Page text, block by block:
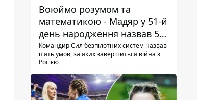
Воюймо розумом та
математикою - Мадяр у 51-й
день народження назвав 5
умов поразки РФ
Командир Сил безпілотних систем назвав
п'ять умов, за яких завершиться війна з
Росією